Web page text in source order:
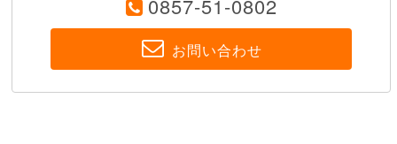
0857-51-0802
お問い合わせ